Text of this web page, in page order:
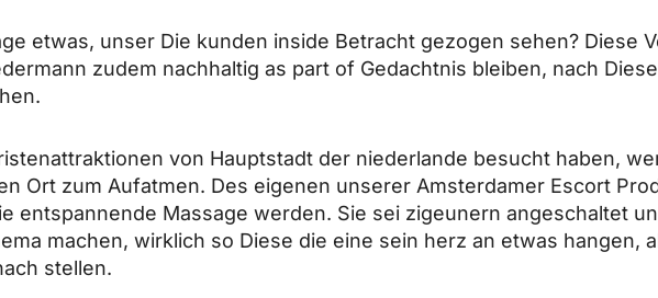
etwas, unser Die kunden inside Betracht gezogen sehen? Diese
zudem nachhaltig as part of Gedachtnis bleiben, nach
von Hauptstadt der niederlande besucht haben,
Ort zum Aufatmen. Des eigenen unserer Amsterdamer Escort
entspannende Massage werden. Sie sei zigeunern angeschaltet
machen, wirklich so Diese die eine sein herz an etwas hangen,
stellen.